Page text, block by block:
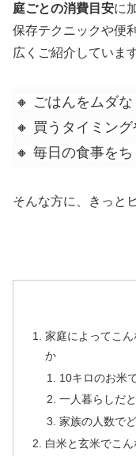
庭ごとの消費目安に
保存テクニックや便
広くご紹介しています
🔸 ごはんをムダ
🔸 買うタイミン
🔸 毎日の食事を
そんな方に、きっと
家庭によってこ
か
10キロのお米
一人暮らしだ
家族の人数で
白米と玄米でこ